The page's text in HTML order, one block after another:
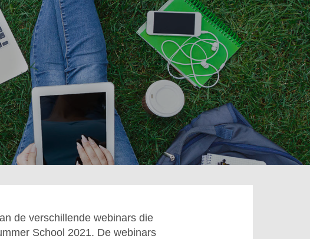
de verschillende webinars die
School 2021. De webinars